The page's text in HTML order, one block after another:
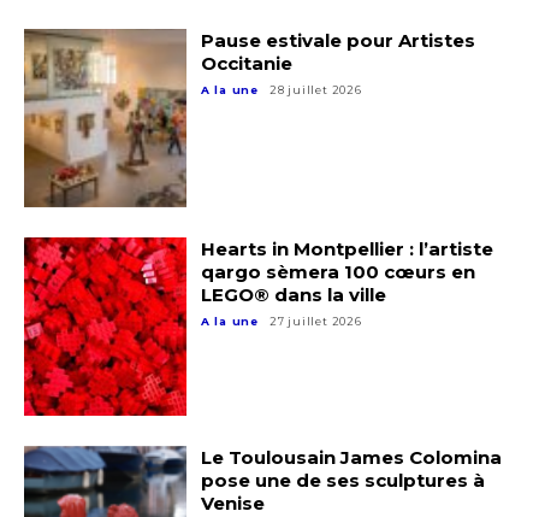
Pause estivale pour Artistes
Occitanie
A la une 28 juillet 2026
Hearts in Montpellier : l’artiste
qargo sèmera 100 cœurs en
LEGO® dans la ville
A la une 27 juillet 2026
Le Toulousain James Colomina
pose une de ses sculptures à
Venise